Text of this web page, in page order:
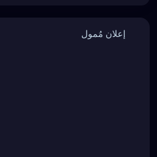
إعلان مُمول